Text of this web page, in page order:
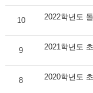
10 2022학년도
9 2021학년도
8 2020학년도